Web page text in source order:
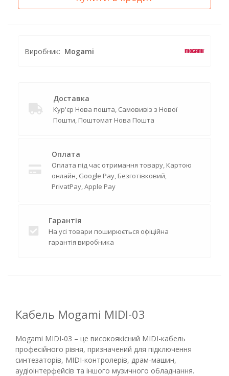
Виробник: Mogami
Доставка
Кур'єр Нова пошта, Самовивіз з Нової
Пошти, Поштомат Нова Пошта
Оплата
Оплата під час отримання товару, Картою
онлайн, Google Pay, Безготівковий,
PrivatPay, Apple Pay
Гарантія
На усі товари поширюється офіційна
гарантія виробника
Кабель Mogami MIDI-03
Mogami MIDI-03 – це високоякісний MIDI-кабель
професійного рівня, призначений для підключення
синтезаторів, MIDI-контролерів, драм-машин,
аудіоінтерфейсів та іншого музичного обладнання.